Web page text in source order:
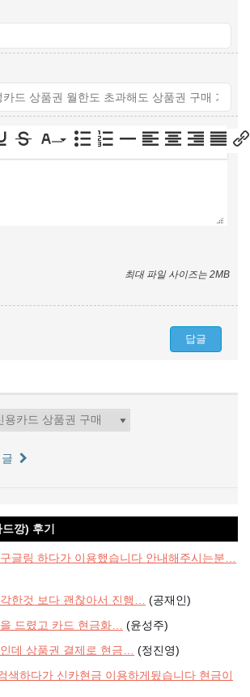
최대 파일 사이즈는 2MB
깡) 후기
글링 하다가 이용했습니다 안내해주시는분…
한것 보다 괜찮아서 진행… (공재인)
드렸고 카드 현금화… (윤성주)
데 상품권 결제로 현금… (정진영)
색하다가 신카현금 이용하게됬습니다 현금이